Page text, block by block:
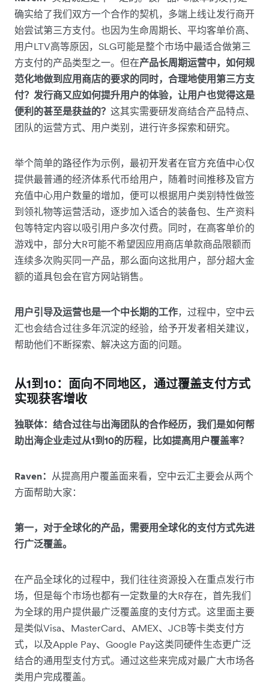
确实给了我们双方一个合作的契机，多端上线让发行商开
始尝试第三方支付。也因为生命周期长、平均客单价高、
用户LTV高等原因，SLG可能是整个市场中最适合做第三
方支付的产品类型之一。但在产品长周期运营中，如何规
范化地做到应用商店的要求的同时，合理地使用第三方支
付？发行商又应如何提升用户的体验，让用户也觉得这是
便利的甚至是获益的？ 这其实需要研发商结合产品特点、
团队的运营方式、用户类别，进行许多探索和研究。
举个简单的路径作为示例，最初开发者在官方充值中心仅
提供最普通的经济体系代币给用户，随着时间推移及官方
充值中心用户数量的增加，便可以根据用户类别特性做签
到领礼物等运营活动，逐步加入适合的装备包、生产资料
包等特定内容以吸引用户多次付费。同时，在高客单价的
游戏中，部分大R可能不希望因应用商店单款商品限额而
连续多次购买同一产品，那么面向这批用户，部分超大金
额的道具包会在官方网站销售。
用户引导及运营也是一个中长期的工作，过程中，空中云
汇也会结合过往多年沉淀的经验，给予开发者相关建议，
帮助他们不断探索、解决这方面的问题。
从1到10：面向不同地区，通过覆盖支付方式
实现获客增收
独联体：结合过往与出海团队的合作经历，我们是如何帮
助出海企业走过从1到10的历程，比如提高用户覆盖率？
Raven： 从提高用户覆盖面来看，空中云汇主要会从两个
方面帮助大家：
第一，对于全球化的产品，需要用全球化的支付方式先进
行广泛覆盖。
在产品全球化的过程中，我们往往资源投入在重点发行市
场，但是每个市场也都有一定数量的大R存在，首先我们
为全球的用户提供最广泛覆盖度的支付方式。这里面主要
是类似Visa、MasterCard、AMEX、JCB等卡类支付方
式，以及Apple Pay、Google Pay这类同硬件生态更广泛
结合的通用型支付方式。通过这些来完成对最广大市场各
类用户完成覆盖。